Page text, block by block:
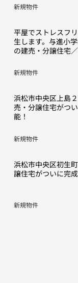
新規物件
平屋でストレスフ
生します。与進小
の建売・分譲住宅
新規物件
浜松市中央区上島
売・分譲住宅がつ
能！
新規物件
浜松市中央区初生
譲住宅がついに完
新規物件